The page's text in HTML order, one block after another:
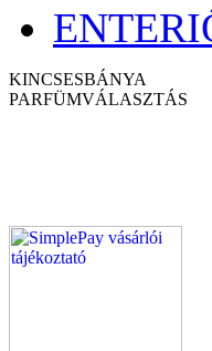
KINCSESBÁNYA
PARFÜMVÁLASZTÁS